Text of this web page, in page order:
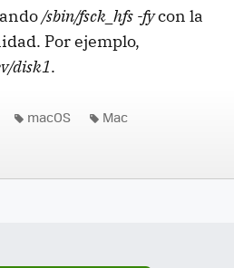
/sbin/fsck_hfs -fycon la
Por ejemplo,
disk1.
macOS Mac